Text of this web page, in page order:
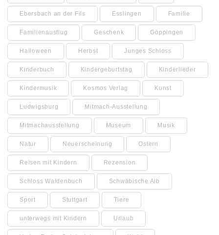
Ebersbach an der Fils Esslingen Familie
Familienausflug Geschenk Göppingen
Halloween Herbst Junges Schloss
Kinderbuch Kindergeburtstag Kinderlieder
Kindermusik Kosmos Verlag Kunst
Ludwigsburg Mitmach-Ausstellung
Mitmachausstellung Museum Musik
Natur Neuerscheinung Ostern
Reisen mit Kindern Rezension
Schloss Waldenbuch Schwäbische Alb
Sport Stuttgart Tiere
unterwegs mit Kindern Urlaub